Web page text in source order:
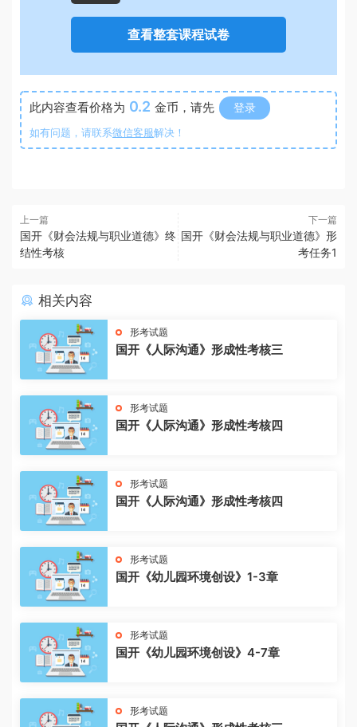
查看整套课程试卷
此内容查看价格为 0.2 金币，请先 登录
如有问题，请联系微信客服解决！
上一篇
国开《财会法规与职业道德》终
结性考核
下一篇
国开《财会法规与职业道德》形
考任务1
相关内容
形考试题
国开《人际沟通》形成性考核三
形考试题
国开《人际沟通》形成性考核四
形考试题
国开《人际沟通》形成性考核四
形考试题
国开《幼儿园环境创设》1-3章
形考试题
国开《幼儿园环境创设》4-7章
形考试题